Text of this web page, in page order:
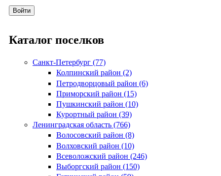
Каталог поселков
Санкт-Петербург (77)
Колпинский район (2)
Петродворцовый район (6)
Приморский район (15)
Пушкинский район (10)
Курортный район (39)
Ленинградская область (766)
Волосовский район (8)
Волховский район (10)
Всеволожский район (246)
Выборгский район (150)